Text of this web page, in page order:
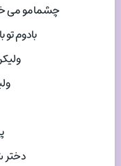
چشمامو می
بادوم تو
دختر